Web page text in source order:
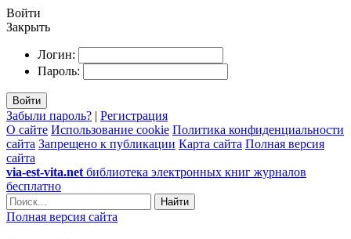
Войти
Закрыть
Логин:
Пароль:
Войти
Забыли пароль? | Регистрация
О сайте Использование cookie Политика конфиденциальности
сайта Запрещено к публикации Карта сайта Полная версия
сайта
via-est-vita.net библиотека электронных книг журналов
бесплатно
Найти
Полная версия сайта